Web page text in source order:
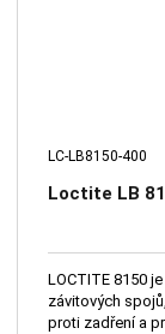
LC-LB8150-400
Loctite LB
LOCTITE 8150
závitových
proti zadření a